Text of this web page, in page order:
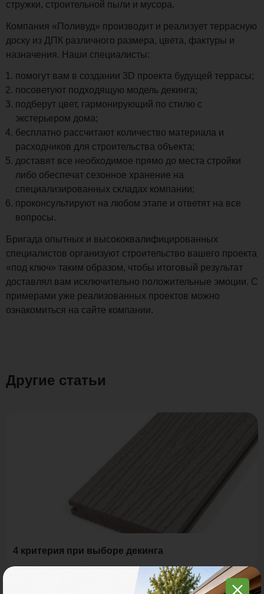
стружки, строительной пыли и мусора.
Компания «Поливуд» производит и реализует террасную
доску из ДПК различного размера, цвета, фактуры и
назначения. Наши специалисты:
помогут вам в создании 3D проекта будущей террасы;
посоветуют подходящую модель декинга;
подберут цвет, гармонирующий по стилю с
экстерьером дома;
бесплатно рассчитают количество материала и
расходников для строительства объекта;
доставят все необходимое прямо до места стройки
либо обеспечат сезонное хранение на
специализированных складах компании;
проконсультируют на любом этапе и ответят на все
вопросы.
Бригада опытных и высококвалифицированных
специалистов организуют строительство вашего проекта
«под ключ» таким образом, чтобы итоговый результат
доставлял вам исключительно положительные эмоции. С
примерами уже реализованных проектов можно
ознакомиться на сайте компании.
Другие статьи
4 критерия при выборе декинга